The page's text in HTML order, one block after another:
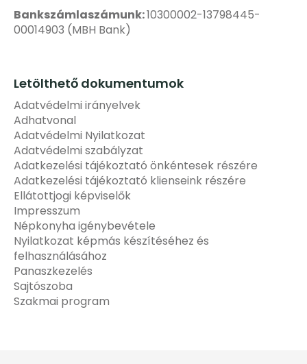
Bankszámlaszámunk:10300002-13798445-
00014903 (MBH Bank)
Letölthető dokumentumok
Adatvédelmi irányelvek
Adhatvonal
Adatvédelmi Nyilatkozat
Adatvédelmi szabályzat
Adatkezelési tájékoztató önkéntesek részére
Adatkezelési tájékoztató klienseink részére
Ellátottjogi képviselők
Impresszum
Népkonyha igénybevétele
Nyilatkozat képmás készítéséhez és
felhasználásához
Panaszkezelés
Sajtószoba
Szakmai program